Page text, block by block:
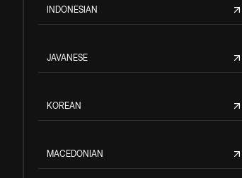
INDONESIAN
JAVANESE
KOREAN
MACEDONIAN